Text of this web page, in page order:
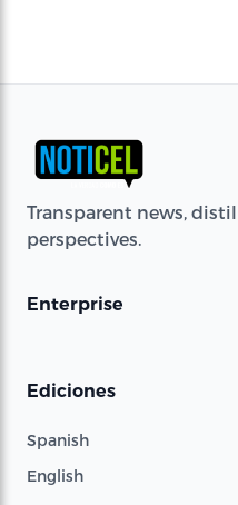
Transparent news,
perspectives.
Enterprise
Ediciones
Spanish
English